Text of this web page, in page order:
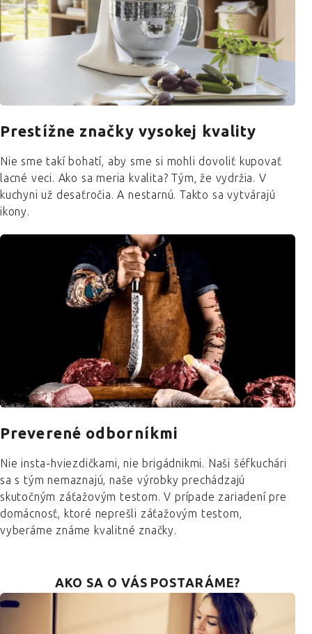
Prestížne značky vysokej kvality
Nie sme takí bohatí, aby sme si mohli dovoliť kupovať
lacné veci. Ako sa meria kvalita? Tým, že vydržia. V
kuchyni už desaťročia. A nestarnú. Takto sa vytvárajú
ikony.
Preverené odborníkmi
Nie insta-hviezdičkami, nie brigádnikmi. Naši šéfkuchári
sa s tým nemaznajú, naše výrobky prechádzajú
skutočným záťažovým testom. V prípade zariadení pre
domácnosť, ktoré neprešli záťažovým testom,
vyberáme známe kvalitné značky.
AKO SA O VÁS POSTARÁME?